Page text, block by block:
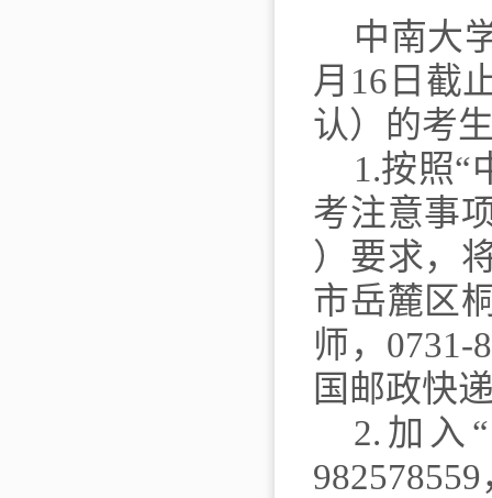
中南大
月 16 日截
认）的考
1.按照“
考注意事
） 要求，
市岳麓区
师， 0731-
国邮政快
2. 加入 “
982578559